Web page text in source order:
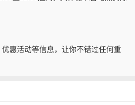
惠活动等信息，让你不错过任何重